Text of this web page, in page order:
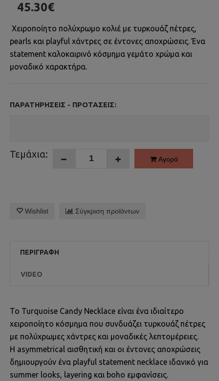
45.30€
Χειροποίητο πολύχρωμο κολιέ με τυρκουάζ πέτρες,
pearls και playful χάντρες σε έντονες αποχρώσεις. Ένα
statement καλοκαιρινό κόσμημα γεμάτο χρώμα και
μοναδικό χαρακτήρα.
ΠΑΡΑΤΗΡΉΣΕΙΣ - ΠΡΟΤΆΣΕΙΣ:
Τεμάχια: Αγορά
Wishlist Σύγκριση προϊόντων
ΠΕΡΙΓΡΑΦΉ
VIDEO
Το Turquoise Candy Necklace είναι ένα ιδιαίτερο
χειροποίητο κόσμημα που συνδυάζει τυρκουάζ πέτρες
με πολύχρωμες χάντρες και μοναδικές λεπτομέρειες.
Η asymmetrical αισθητική και οι έντονες αποχρώσεις
δημιουργούν ένα playful statement necklace ιδανικό για
summer looks, layering και boho εμφανίσεις.